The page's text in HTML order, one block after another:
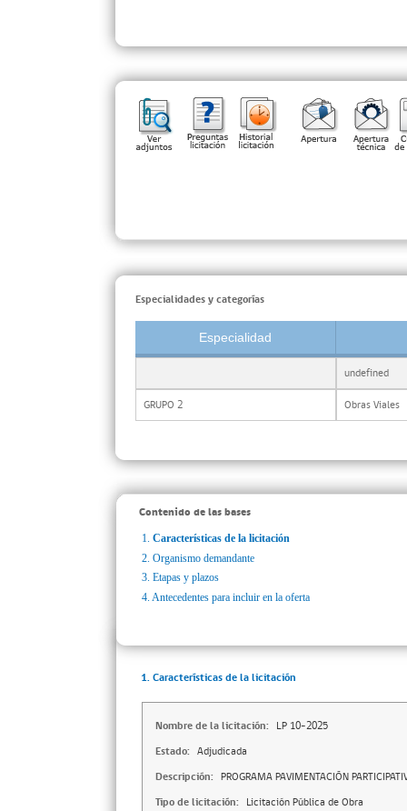
Especialidades y categorías
Especialidad
undefined
GRUPO 2 Obras Viales
Contenido de las bases
1. Características de la licitación
2. Organismo demandante
3. Etapas y plazos
4. Antecedentes para incluir en la oferta
1. Características de la licitación
Nombre de la licitación: LP 10-2025
Estado: Adjudicada
Descripción: PROGRAMA PAVIMENTACIÓN
Tipo de licitación: Licitación Pública de Obra